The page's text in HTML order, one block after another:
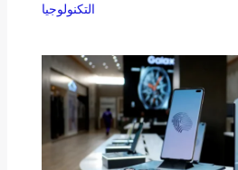
التكنولوجيا